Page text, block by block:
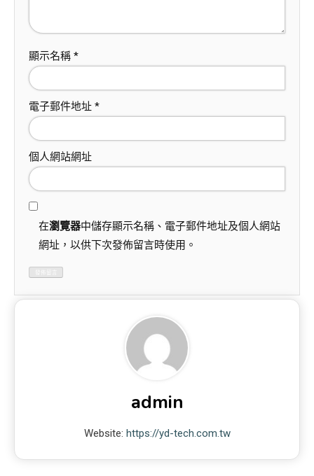
顯示名稱 *
電子郵件地址 *
個人網站網址
在瀏覽器中儲存顯示名稱、電子郵件地址及個人網站
網址，以供下次發佈留言時使用。
admin
Website: https://yd-tech.com.tw